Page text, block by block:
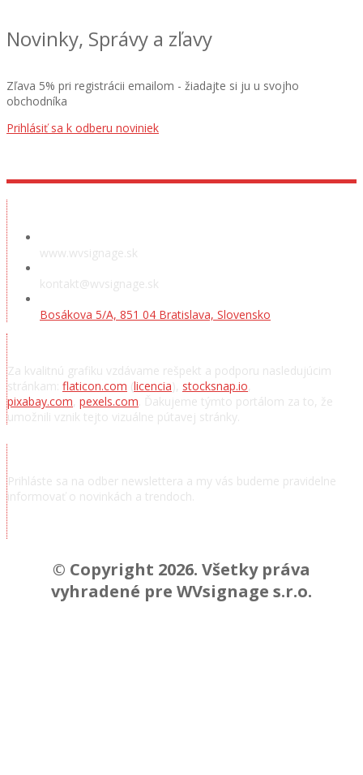
Novinky, Správy a zľavy
Zľava 5% pri registrácii emailom - žiadajte si ju u svojho
obchodníka
Prihlásiť sa k odberu noviniek
www.wvsignage.sk
kontakt@wvsignage.sk
Bosákova 5/A, 851 04 Bratislava, Slovensko
Za kvalitnú grafiku vzdávame rešpekt a podporu nasledujúcim
stránkam: flaticon.com (licencia), stocksnap.io,
pixabay.com, pexels.com . Ďakujeme týmto portálom za to, že
umožnili vznik tejto vizuálne pútavej stránky.
Prihláste sa na odber newslettera a my vás budeme pravidelne
informovať o novinkách a trendoch.
© Copyright 2026. Všetky práva
vyhradené pre WVsignage s.r.o.